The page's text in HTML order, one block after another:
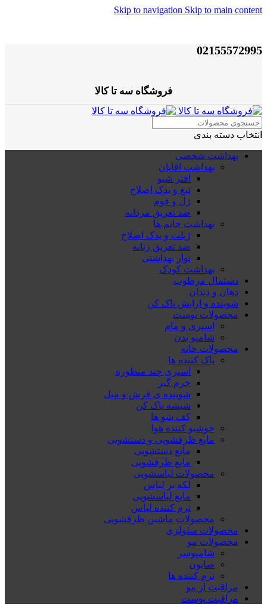
Skip to navigation Skip to main content
02155572995
فروشگاه سه تا کالا
انتخاب دسته بندی
بهداشت شخصی
بهداشت اقایان
افتر شیو
تیغ و یدک اصلاح
ژل و فوم
ضد تعریق مردانه
بهداشت خانم ها
ژیلت و یدک اصلاح
ضد تعریق زنانه
نوار بهداشتی
بهداشت کودک
دستمال مرطوب
دهان و دندان
شوینده و ارایش پاک کن
محصولات پوست
اسپری و مام
شامپو بدن
محصولات خانه
پاک کننده ها
اسپری چند منظوره
جرم گیر
شوینده ی فرش و مبل
شیشه پاک کن
کف شو ها
خوشبو کننده هوا
مایع ظرفشویی و دستشویی
مایع دستشویی
مایع ظرفشویی
محصولات لباسشویی
لکه بر لباس
مایع لباسشویی
نرم کننده لباس
محصولات ماشین ظرفشویی
محصولات سلولزی
محصولات مو
شامپوسر
صابون
نرم کننده ها
مراقبت از مو
مراقبت پوست